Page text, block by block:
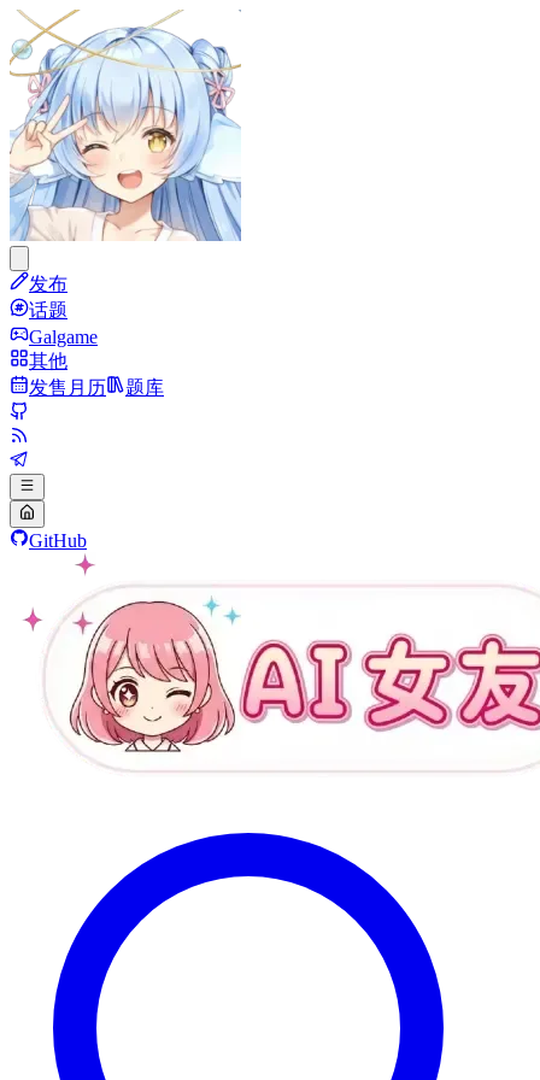
发布
话题
Galgame
其他
发售月历
题库
GitHub